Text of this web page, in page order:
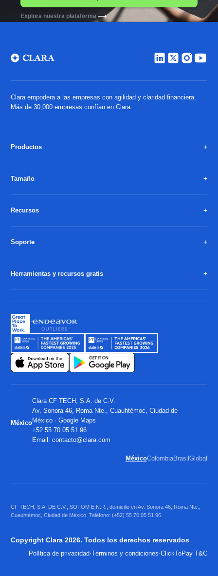
Explora nuestra plataforma
Clara empodera a las empresas con agilidad y claridad financiera.
Más de 30,000 empresas confían en Clara.
Productos
Tamaño
Recursos
Soporte
Herramientas y recursos gratis
México
Clara CF TECH, S.A. de C.V.
Av. Sonora 46, Roma Nte., Cuauhtémoc, Ciudad de
México ·Google Maps
+52 55 70 05 51 96
Email:contacto@clara.com
MéxicoColombiaBrasilGlobal
CF TECH, S.A. DE C.V., SOFOM E.N.R.; domicilio en Av. Sonora 46, Roma Nte.,
Cuauhtémoc, Ciudad de México. Teléfono: (+52) 55 70 05 51 96.
Copyright Clara 2026. Todos los derechos reservados
Política de privacidad·Términos y condiciones·ClickToPay T&C